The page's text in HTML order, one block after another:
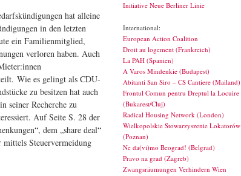
hat alleine
in den letzten
ein Familienmitglied,
verloren haben. Auch
Wie es gelingt als CDU-
zu besitzen hat auch
seiner Recherche zu
Auf Seite S. 28 der
dem „share deal“
Steuervermeidung
Initiative Neue Berliner Linie
International:
European Action Coalition
Droit au logement (Frankreich)
La PAH (Spanien)
A Varos Mindenkie (Budapest)
Abitanti San Siro – CS Cantiere (Mailand)
Frontul Comun pentru Dreptul la Locuire
(Bukarest/Cluj)
Radical Housing Network (London)
Wielkopolskie Stowarzyszenie Lokatorów
(Poznan)
Ne da(vi)mo Beograd! (Belgrad)
Pravo na grad (Zagreb)
Zwangsräumungen Verhindern Wien